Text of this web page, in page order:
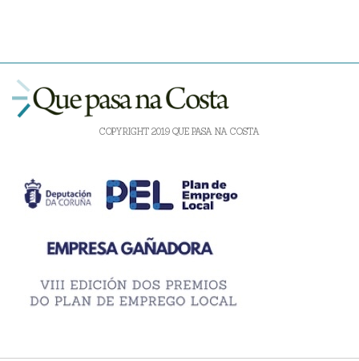
COPYRIGHT 2019 QUE PASA NA COSTA